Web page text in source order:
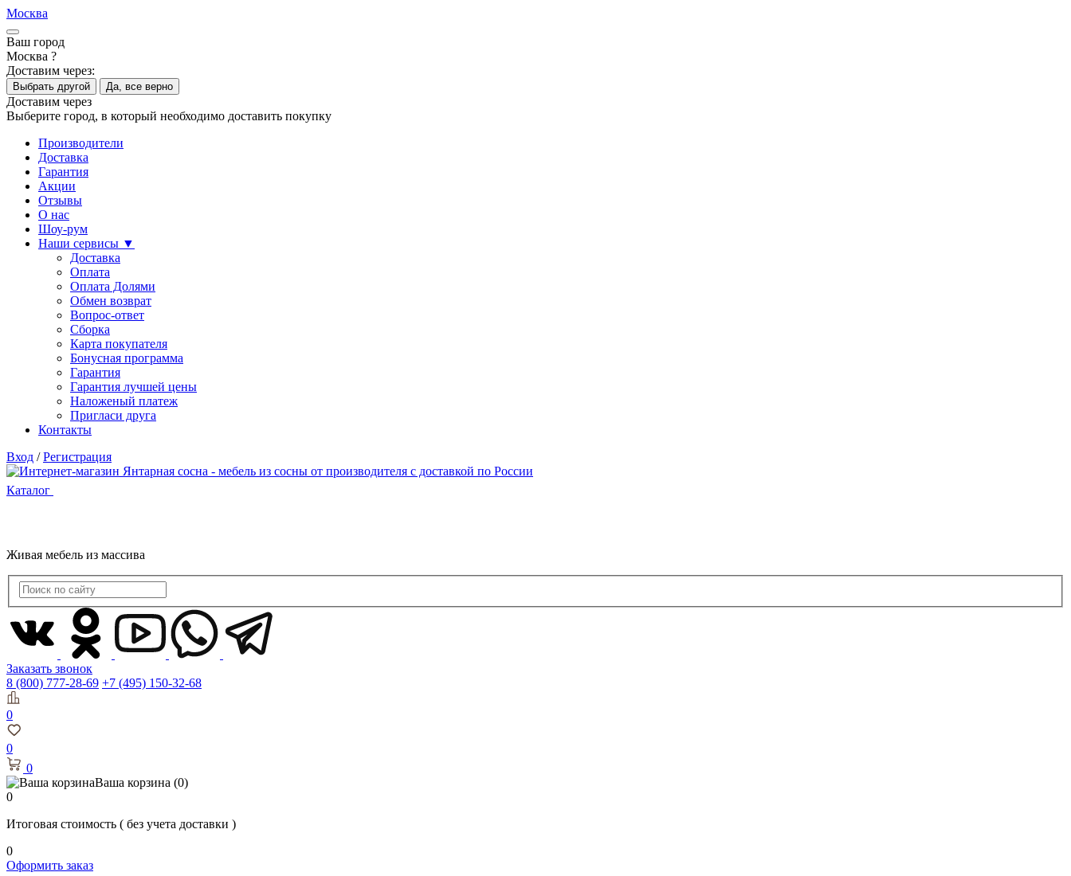
Москва
Ваш город
Москва ?
Доставим через:
Выбрать другой Да, все верно
Доставим через
Выберите город, в который необходимо доставить покупку
Производители
Доставка
Гарантия
Акции
Отзывы
О нас
Шоу-рум
Наши сервисы ▼
Доставка
Оплата
Оплата Долями
Обмен возврат
Вопрос-ответ
Сборка
Карта покупателя
Бонусная программа
Гарантия
Гарантия лучшей цены
Наложеный платеж
Пригласи друга
Контакты
Вход / Регистрация
Каталог
Живая мебель из массива
Заказать звонок
8 (800) 777-28-69 +7 (495) 150-32-68
0
0
0
Ваша корзина (0)
0
Итоговая стоимость ( без учета доставки )
0
Оформить заказ